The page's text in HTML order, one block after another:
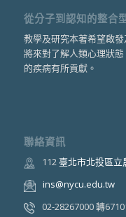
從分子到認知的整合
教學及研究本著希望啟
將來對了解人類心理狀
的疾病有所貢獻。
聯絡資訊
112臺北市北投區立
ins@nycu.edu.tw
02-28267000 轉